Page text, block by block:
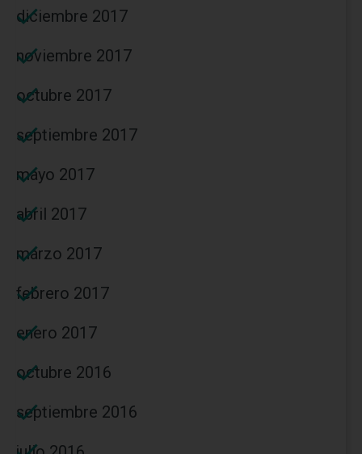
diciembre 2017
noviembre 2017
octubre 2017
septiembre 2017
mayo 2017
abril 2017
marzo 2017
febrero 2017
enero 2017
octubre 2016
septiembre 2016